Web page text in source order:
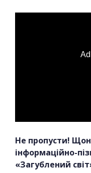
Не пропусти!
інформаційно-
«Загублений